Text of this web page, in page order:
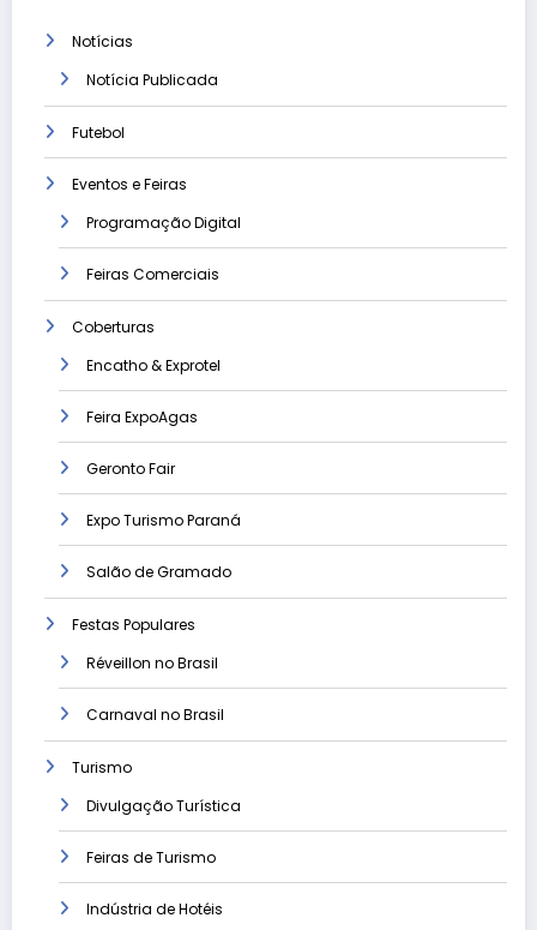
Notícias
Notícia Publicada
Futebol
Eventos e Feiras
Programação Digital
Feiras Comerciais
Coberturas
Encatho & Exprotel
Feira ExpoAgas
Geronto Fair
Expo Turismo Paraná
Salão de Gramado
Festas Populares
Réveillon no Brasil
Carnaval no Brasil
Turismo
Divulgação Turística
Feiras de Turismo
Indústria de Hotéis